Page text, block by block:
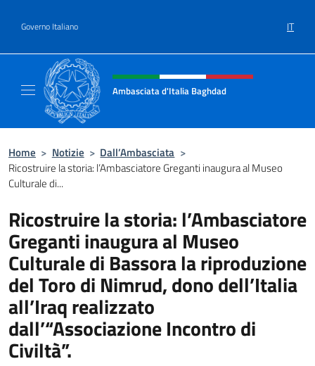
Governo Italiano IT
Intestazione sito, social e menù
Ambasciata d'Italia Baghdad
Home > Notizie > Dall’Ambasciata >
Ricostruire la storia: l’Ambasciatore Greganti inaugura al Museo
Culturale di...
Ricostruire la storia: l’Ambasciatore
Greganti inaugura al Museo
Culturale di Bassora la riproduzione
del Toro di Nimrud, dono dell’Italia
all’Iraq realizzato
dall’“Associazione Incontro di
Civiltà”.